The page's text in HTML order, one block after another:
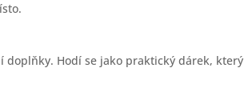
doplňky. Hodí se jako praktický dárek, který